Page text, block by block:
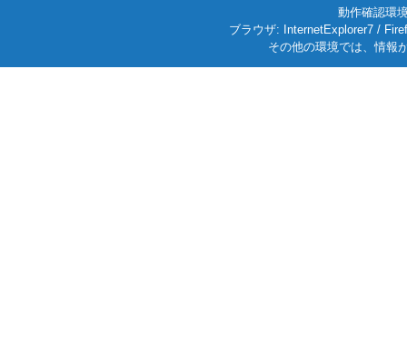
動作確認環
ブラウザ: InternetExplorer7 /
その他の環境では、情報